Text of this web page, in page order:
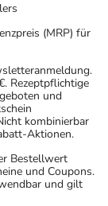
(MRP) für
Rezeptpflichtige
und
kombinierbar
Aktionen.
Bestellwert
und Coupons.
und gilt